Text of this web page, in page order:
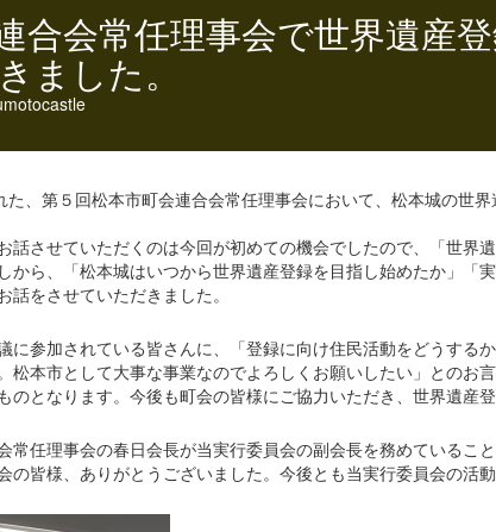
合会常任理事会で世界遺産
ました。
た、第５回松本市町会連合会常任理事会において、松本城の世
話させていただくのは今回が初めての機会でしたので、「世界
から、「松本城はいつから世界遺産登録を目指し始めたか」「
話をさせていただきました。
に参加されている皆さんに、「登録に向け住民活動をどうする
松本市として大事な事業なのでよろしくお願いしたい」とのお
のとなります。今後も町会の皆様にご協力いただき、世界遺産
常任理事会の春日会長が当実行委員会の副会長を務めているこ
の皆様、ありがとうございました。今後とも当実行委員会の活